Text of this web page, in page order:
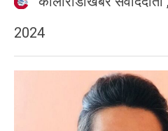
2024